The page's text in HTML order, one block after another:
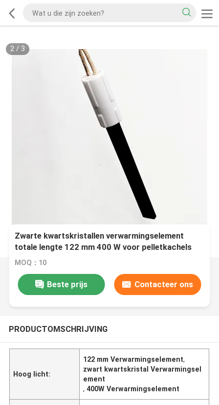
2/ 3
Zwarte kwartskristallen verwarmingselement
totale lengte 122 mm 400 W voor pelletkachels
MOQ：10
Beste prijs Contacteer ons
PRODUCTOMSCHRIJVING
Hoog licht:
122 mm Verwarmingselement,
zwart kwartskristal Verwarmingsel
ement
,400W Verwarmingselement